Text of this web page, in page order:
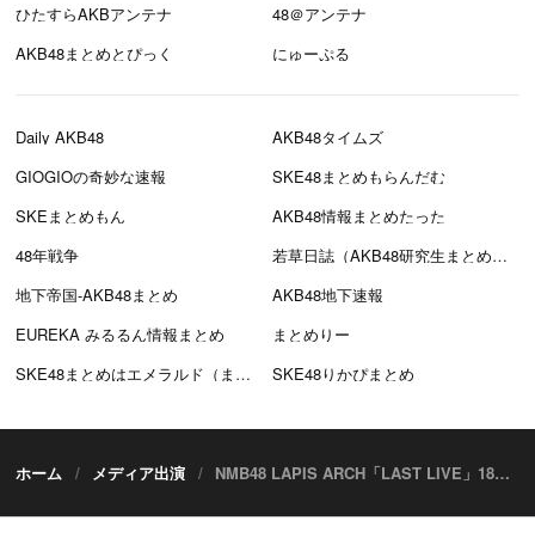
ひたすらAKBアンテナ
48＠アンテナ
AKB48まとめとぴっく
にゅーぷる
Daily AKB48
AKB48タイムズ
GIOGIOの奇妙な速報
SKE48まとめもらんだむ
SKEまとめもん
AKB48情報まとめたった
48年戦争
若草日誌（AKB48研究生まとめブログ）
地下帝国-AKB48まとめ
AKB48地下速報
EUREKA みるるん情報まとめ
まとめりー
SKE48まとめはエメラルド（まとえめ）
SKE48りかぴまとめ
ホーム メディア出演 NMB48 LAPIS ARCH「LAST LIVE」18時半からDMM配信！